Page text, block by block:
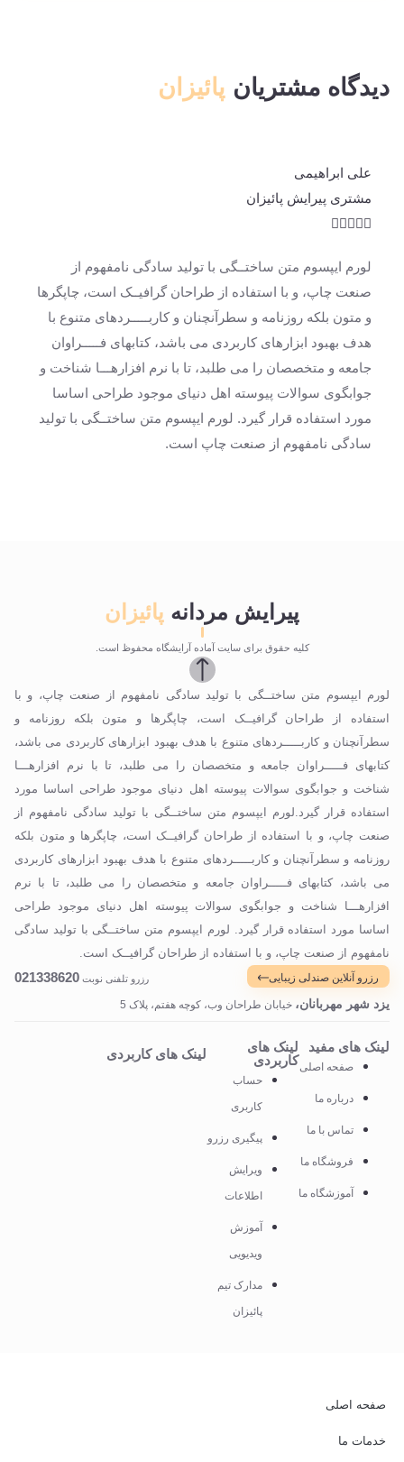
دیدگاه مشتریان پائیزان
علی ابراهیمی
مشتری پیرایش پائیزان

لورم ایپسوم متن ساختــگی با تولید سادگی نامفهوم از
صنعت چاپ، و با استفاده از طراحان گرافیــک است، چاپگرها
و متون بلکه روزنامه و سطرآنچنان و کاربـــــردهای متنوع با
هدف بهبود ابزارهای کاربردی می باشد، کتابهای فـــــراوان
جامعه و متخصصان را می طلبد، تا با نرم افزارهـــا شناخت و
جوابگوی سوالات پیوسته اهل دنیای موجود طراحی اساسا
مورد استفاده قرار گیرد. لورم ایپسوم متن ساختــگی با تولید
سادگی نامفهوم از صنعت چاپ است.
پیرایش مردانه پائیزان
کلیه حقوق برای سایت آماده آرایشگاه محفوظ است.
لورم ایپسوم متن ساختــگی با تولید سادگی نامفهوم از صنعت چاپ، و با
استفاده از طراحان گرافیــک است، چاپگرها و متون بلکه روزنامه و
سطرآنچنان و کاربـــــردهای متنوع با هدف بهبود ابزارهای کاربردی می باشد،
کتابهای فـــــراوان جامعه و متخصصان را می طلبد، تا با نرم افزارهـــا
شناخت و جوابگوی سوالات پیوسته اهل دنیای موجود طراحی اساسا مورد
استفاده قرار گیرد.لورم ایپسوم متن ساختــگی با تولید سادگی نامفهوم از
صنعت چاپ، و با استفاده از طراحان گرافیــک است، چاپگرها و متون بلکه
روزنامه و سطرآنچنان و کاربـــــردهای متنوع با هدف بهبود ابزارهای کاربردی
می باشد، کتابهای فـــــراوان جامعه و متخصصان را می طلبد، تا با نرم
افزارهـــا شناخت و جوابگوی سوالات پیوسته اهل دنیای موجود طراحی
اساسا مورد استفاده قرار گیرد. لورم ایپسوم متن ساختــگی با تولید سادگی
نامفهوم از صنعت چاپ، و با استفاده از طراحان گرافیــک است.
رزرو آنلاین صندلی زیبایی رزرو تلفنی نوبت 021338620
یزد شهر مهربانان، خیابان طراحان وب، کوچه هفتم، پلاک 5
لینک های مفید
صفحه اصلی
درباره ما
تماس با ما
فروشگاه ما
آموزشگاه ما
لینک های
کاربردی
حساب
کاربری
پیگیری رزرو
ویرایش
اطلاعات
آموزش
ویدیویی
مدارک تیم
پائیزان
لینک های کاربردی
صفحه اصلی
خدمات ما